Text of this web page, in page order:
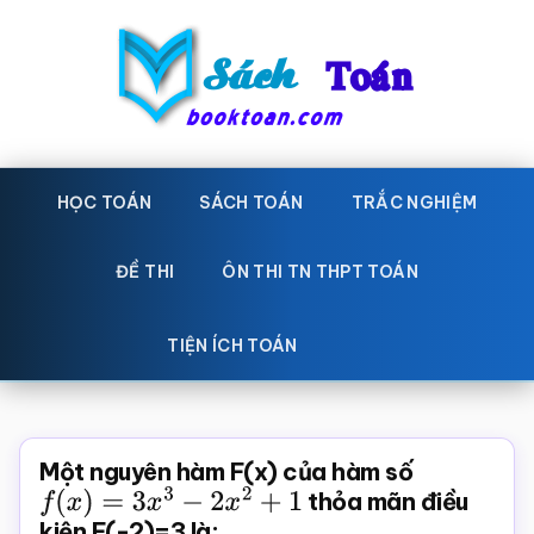
Sách
Toán
toán
Học
toán,
giáo
Toán,
trắc
HỌC TOÁN SÁCH TOÁN TRẮC NGHIỆM
ĐỀ THI ÔN THI TN THPT TOÁN
TIỆN ÍCH TOÁN
Một nguyên hàm F(x) của hàm số
f(x)= 3x 3−2 x2 +1
thỏa mãn điều